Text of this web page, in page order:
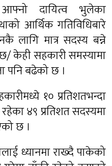
दायित्व भुलेका
आर्थिक गतिविधिबारे
लागि मात्र सदस्य बन्ने
छ/ केही सहकारी समस्यामा
पनि बढेको छ ।
१० प्रतिशतभन्दा
४९ प्रतिशत सदस्यमा
छ ।
ध्यानमा राख्दै पाकेको